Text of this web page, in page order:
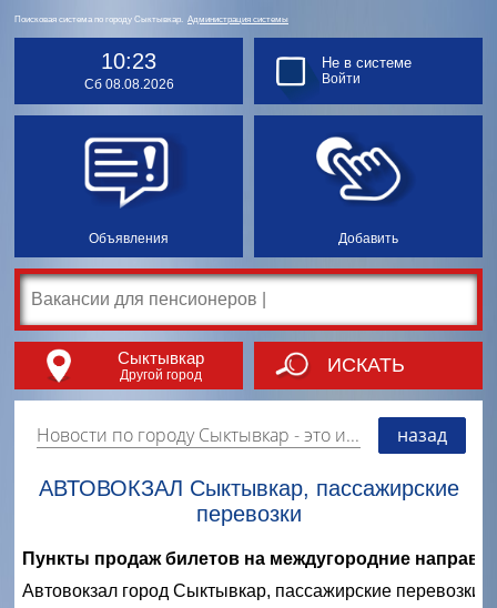
Поисковая система по городу Сыктывкар. Администрация системы
10:23
Сб 08.08.2026
Объявления Добавить
Не в системе
Войти
Сыктывкар
Другой город ИСКАТЬ
Новости по городу Сыктывкар - это информация о событиях, мероприятиях и торгово-коммерческой деятельности города. Страницу наполняют платные и бесплатные объявления, имеющие функцию "поднятия вверх списка". назад
АВТОВОКЗАЛ Сыктывкар, пассажирские
перевозки
Пункты продаж билетов на междугородние
Автовокзал город Сыктывкар, пассажирские перевозки,